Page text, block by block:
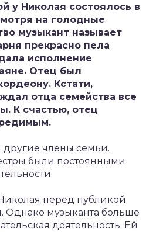
у Николая состоялось в
на голодные
музыкант называет
прекрасно пела
исполнение
Отец был
Кстати,
отца семейства все
К счастью, отец
другие члены семьи.
были постоянными
перед публикой
Однако музыканта больше
деятельность. Ей